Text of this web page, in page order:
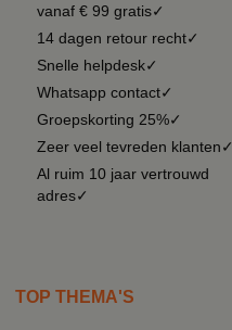
vanaf € 99 gratis✓
14 dagen retour recht✓
Snelle helpdesk✓
Whatsapp contact✓
Groepskorting 25%✓
Zeer veel tevreden klanten✓
Al ruim 10 jaar vertrouwd
adres✓
TOP THEMA'S